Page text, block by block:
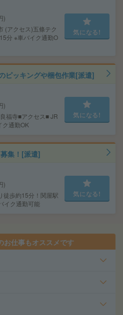
)
(アクセス)五條テク
分 ※車バイク通勤O
気になる!
ピッキングや梱包作業[派遣]
)
福寺■アクセス■ JR
ク通勤OK
気になる!
集！[派遣]
)
徒歩約15分！関屋駅
イク通勤可能
気になる!
お仕事もオススメです